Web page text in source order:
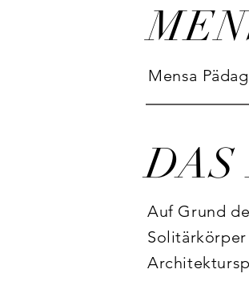
Mensa
Auf Grund